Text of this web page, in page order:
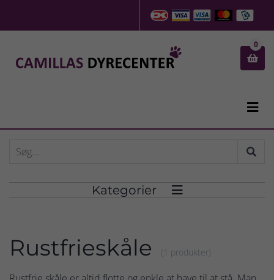

0

Kategorier 
Rustfrieskåle (1 produkter)